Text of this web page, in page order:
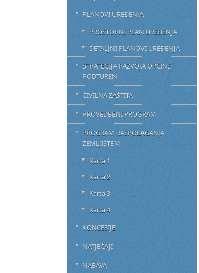
PLANOVI UREĐENJA
PROSTORNI PLAN UREĐENJA
DETALJNI PLANOVI UREĐENJA
STRATEGIJA RAZVOJA OPĆINE
PODTUREN
CIVILNA ZAŠTITA
PROVEDBENI PROGRAM
PROGRAM RASPOLAGANJA
ZEMLJIŠTEM
Karta 1
Karta 2
Karta 3
Karta 4
KONCESIJE
NATJEČAJI
NABAVA